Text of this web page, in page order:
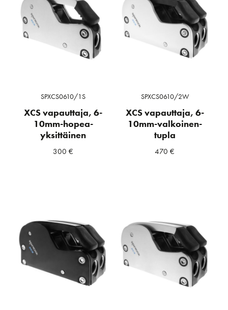
SPXCS0610/1S
XCS vapauttaja, 6-
10mm-hopea-
yksittäinen
300€
SPXCS0610/2W
XCS vapauttaja, 6-
10mm-valkoinen-
tupla
470€